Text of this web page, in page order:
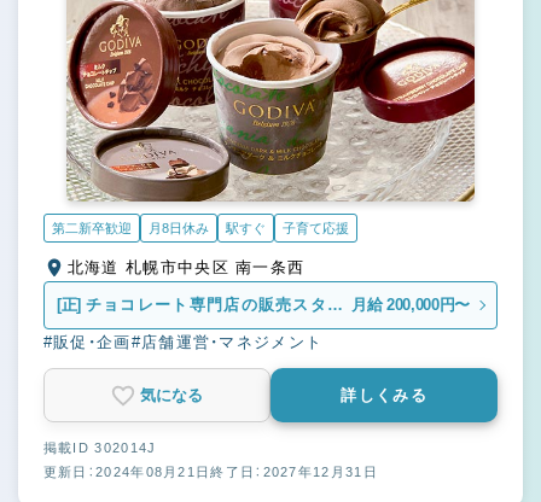
第二新卒歓迎 月8日休み 駅すぐ 子育て応援
北海道 札幌市中央区 南一条西
[正] チョコレート専門店の販売スタッ
フ
月給 200,000円〜
#販促・企画#店舗運営・マネジメント
気になる 詳しくみる
掲載ID 302014J
更新日：2024年08月21日終了日：2027年12月31日